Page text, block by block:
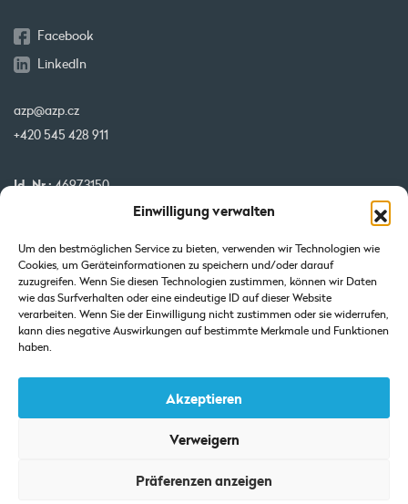
Einwilligung verwalten
Um den bestmöglichen Service zu bieten, verwenden wir Technologien wie
Cookies, um Geräteinformationen zu speichern und/oder darauf
zuzugreifen. Wenn Sie diesen Technologien zustimmen, können wir Daten
wie das Surfverhalten oder eine eindeutige ID auf dieser Website
verarbeiten. Wenn Sie der Einwilligung nicht zustimmen oder sie widerrufen,
kann dies negative Auswirkungen auf bestimmte Merkmale und Funktionen
haben.
Akzeptieren
Verweigern
Präferenzen anzeigen
Facebook
LinkedIn
azp@azp.cz
+420 545 428 911
Id. Nr.:46973150
CZ46973150
BIC:GIBA CZ PX
Unsere Projekte werden von der EU kofinanziert
Brünn-Abteilung C-Einlage 7425.